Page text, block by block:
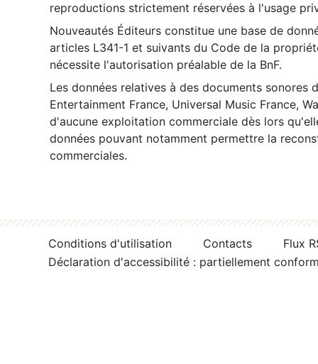
reproductions strictement réservées à l'usage
Nouveautés Éditeurs constitue une base de
articles L341-1 et suivants du Code de la
nécessite l'autorisation préalable de la BnF.
Les données relatives à des documents sonores
Entertainment France, Universal Music France,
d'aucune exploitation commerciale dès lors
données pouvant notamment permettre la
commerciales.
Conditions d'utilisation Contacts
Flux
Déclaration d'accessibilité : partiellement